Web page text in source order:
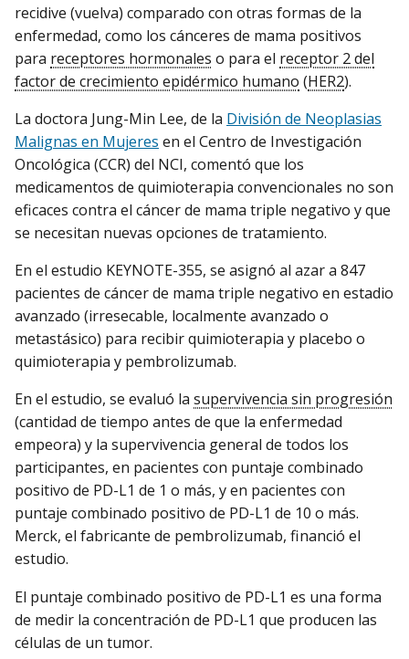
recidive (vuelva) comparado con otras formas de la
enfermedad, como los cánceres de mama positivos
para receptores hormonales o para el receptor 2 del
factor de crecimiento epidérmico humano (HER2).
La doctora Jung-Min Lee, de la División de Neoplasias
Malignas en Mujeres en el Centro de Investigación
Oncológica (CCR) del NCI, comentó que los
medicamentos de quimioterapia convencionales no son
eficaces contra el cáncer de mama triple negativo y que
se necesitan nuevas opciones de tratamiento.
En el estudio KEYNOTE-355, se asignó al azar a 847
pacientes de cáncer de mama triple negativo en estadio
avanzado (irresecable, localmente avanzado o
metastásico) para recibir quimioterapia y placebo o
quimioterapia y pembrolizumab.
En el estudio, se evaluó la supervivencia sin progresión
(cantidad de tiempo antes de que la enfermedad
empeora) y la supervivencia general de todos los
participantes, en pacientes con puntaje combinado
positivo de PD-L1 de 1 o más, y en pacientes con
puntaje combinado positivo de PD-L1 de 10 o más.
Merck, el fabricante de pembrolizumab, financió el
estudio.
El puntaje combinado positivo de PD-L1 es una forma
de medir la concentración de PD-L1 que producen las
células de un tumor.